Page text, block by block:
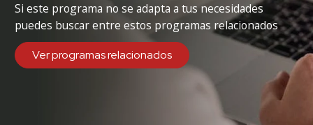
Si este programa no se adapta a tus necesidades
puedes buscar entre estos programas relacionados
Ver programas relacionados